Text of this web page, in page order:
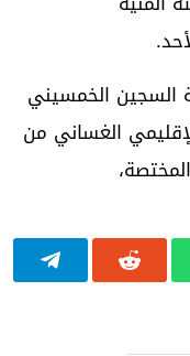
السجين الخمسيني
الغساني من